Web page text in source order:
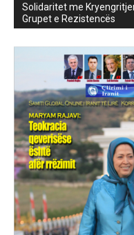
Solidaritet me
Grupet e Rezistencës